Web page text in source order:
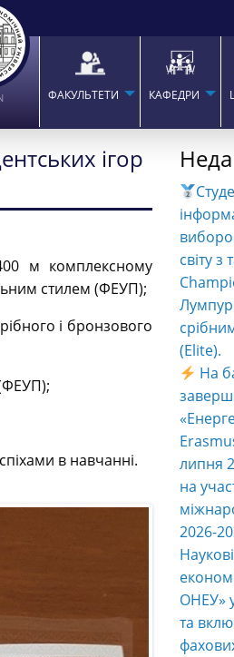
ФАКУЛЬТЕТИ КАФЕДРИ
ігор
м комплексному
стилем (ФЕУП);
і бронзового
в навчанні.
світу
(Elite).
На
липня
на
2026-
ОНЕУ»
та